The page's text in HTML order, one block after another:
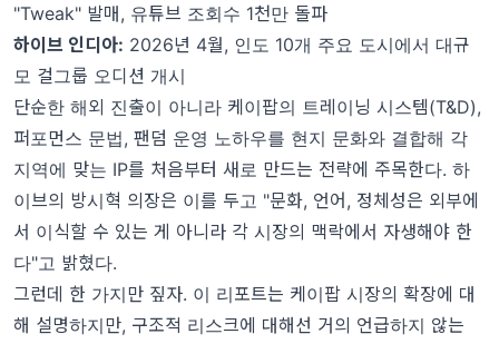
"Tweak" 발매, 유튜브 조회수 1천만 돌파
하이브 인디아: 2026년 4월, 인도 10개 주요 도시에서 대규
모 걸그룹 오디션 개시
단순한 해외 진출이 아니라 케이팝의 트레이닝 시스템(T&D),
퍼포먼스 문법, 팬덤 운영 노하우를 현지 문화와 결합해 각
지역에 맞는 IP를 처음부터 새로 만드는 전략에 주목한다. 하
이브의 방시혁 의장은 이를 두고 "문화, 언어, 정체성은 외부에
서 이식할 수 있는 게 아니라 각 시장의 맥락에서 자생해야 한
다"고 밝혔다.
그런데 한 가지만 짚자. 이 리포트는 케이팝 시장의 확장에 대
해 설명하지만, 구조적 리스크에 대해선 거의 언급하지 않는